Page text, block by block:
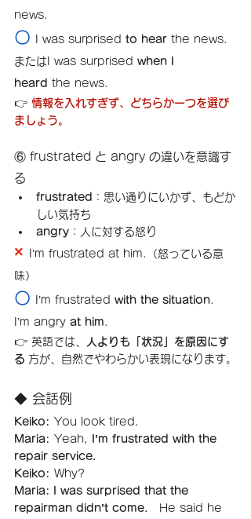
news.
〇 I was surprised to hear the news.
またはI was surprised when I
heard the news.
👉 情報を入れすぎず、どちらか一つを選び
ましょう。
⑥ frustrated と angry の違いを意識す
る
frustrated ：思い通りにいかず、もどか
しい気持ち
angry ：人に対する怒り
×
I’m frustrated at him.（怒っている意
味）
〇 I’m frustrated with the situation.
I’m angry at him.
👉 英語では、
人よりも「状況」を原因にす
る 方が、自然でやわらかい表現になります。
◆ 会話例
Keiko: You look tired.
Maria: Yeah,
I’m frustrated with the
repair service.
Keiko: Why?
Maria:
I was surprised that the
repairman didn’t come.
He said he